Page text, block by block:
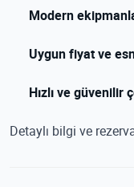
Modern
Uygun fiyat ve
Hızlı ve güvenilir
Detaylı bilgi ve